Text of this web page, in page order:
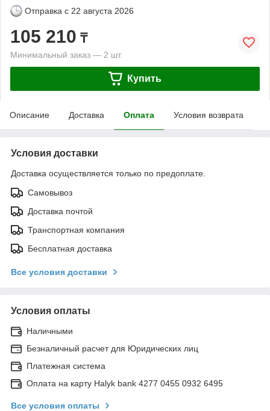
Отправка с 22 августа 2026
105 210 ₸
Минимальный заказ — 2 шт.
Купить
Описание Доставка Оплата Условия возврата
Условия доставки
Доставка осуществляется только по предоплате.
Самовывоз
Доставка почтой
Транспортная компания
Бесплатная доставка
Все условия доставки
Условия оплаты
Наличными
Безналичный расчет для Юридических лиц
Платежная система
Оплата на карту Halyk bank 4277 0455 0932 6495
Все условия оплаты